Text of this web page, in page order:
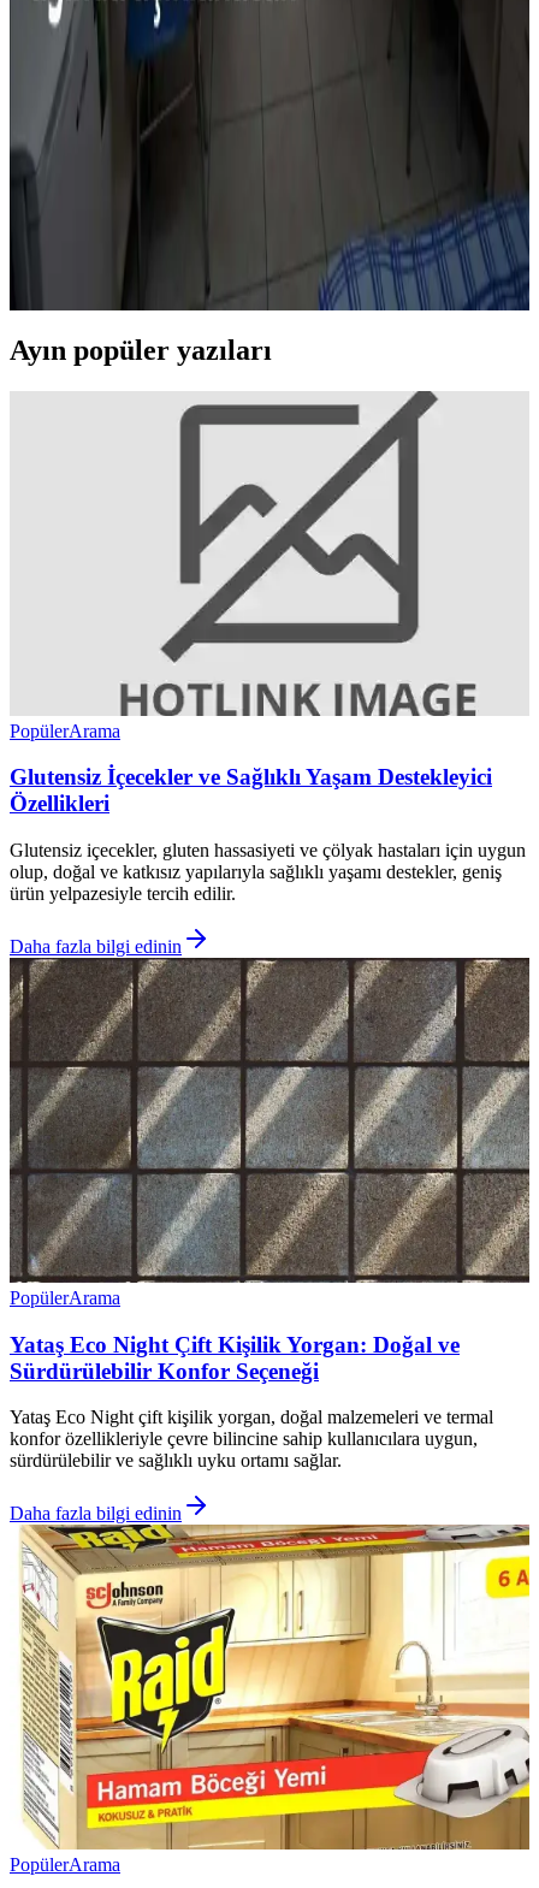
Salatalığın tadını sevmeyenler için kabuk ve tohum çıkarma,
tatlandırıcılar ve farklı hazırlama yöntemleri gibi seçenekler
sunuluyor. Ayrıca, benzer özellikte alternatif sebzelerle sağlıklı
beslenme öneriliyor.
Üniversite Öğrencileri İçin Ekonomik ve Sağlıklı
Beslenme Rehberi: Pratik Yemek Önerileri
Üniversite öğrencileri için uygun fiyatlı malzemeler ve temel mutfak
araçlarıyla sağlıklı ve ekonomik yemekler hazırlama yöntemleri.
Tasarruf ve pratik pişirme önerileriyle besleyici öğünler sunuluyor.
Ayın popüler yazıları
PopülerArama
Glutensiz İçecekler ve Sağlıklı Yaşam Destekleyici
Özellikleri
Glutensiz içecekler, gluten hassasiyeti ve çölyak hastaları için uygun
olup, doğal ve katkısız yapılarıyla sağlıklı yaşamı destekler, geniş
ürün yelpazesiyle tercih edilir.
Daha fazla bilgi edinin
PopülerArama
Yataş Eco Night Çift Kişilik Yorgan: Doğal ve
Sürdürülebilir Konfor Seçeneği
Yataş Eco Night çift kişilik yorgan, doğal malzemeleri ve termal
konfor özellikleriyle çevre bilincine sahip kullanıcılara uygun,
sürdürülebilir ve sağlıklı uyku ortamı sağlar.
Daha fazla bilgi edinin
PopülerArama